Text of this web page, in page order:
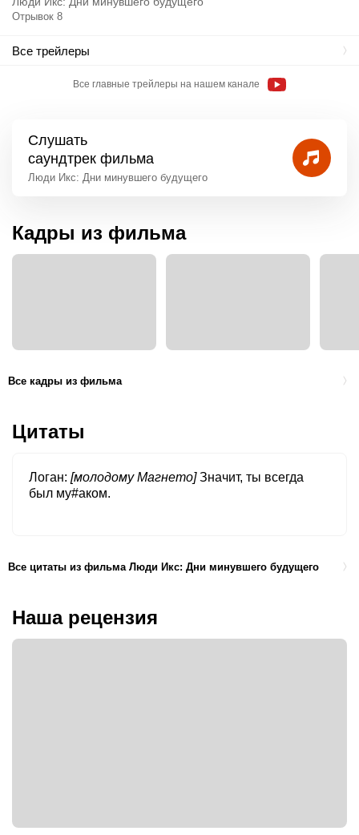
Отрывок 8
Все трейлеры
Все главные трейлеры на нашем канале
Слушать
саундтрек фильма
Люди Икс: Дни минувшего будущего
Кадры из фильма
Все кадры из фильма
Цитаты
Логан [молодому Магнето] Значит, ты всегда
был му#аком.
Все цитаты из фильма Люди Икс: Дни минувшего будущего
Наша рецензия